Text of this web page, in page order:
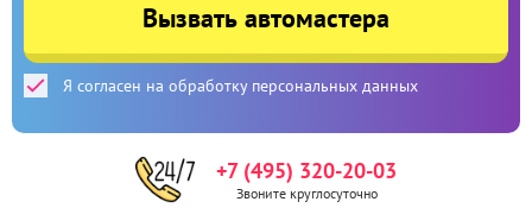
Вызвать автомастера
Я согласен на обработку персональных данных
+7 (495) 320-20-03
Звоните круглосуточно